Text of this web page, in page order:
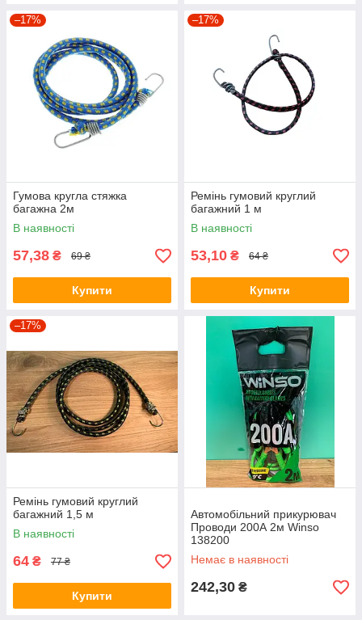
–17%
Гумова кругла стяжка
багажна 2м
В наявності
57,38 ₴ 69 ₴
Купити
–17%
Ремінь гумовий круглий
багажний 1 м
В наявності
53,10 ₴ 64 ₴
Купити
–17%
Ремінь гумовий круглий
багажний 1,5 м
В наявності
64 ₴ 77 ₴
Купити
Автомобільний прикурювач
Проводи 200А 2м Winso
138200
Немає в наявності
242,30 ₴